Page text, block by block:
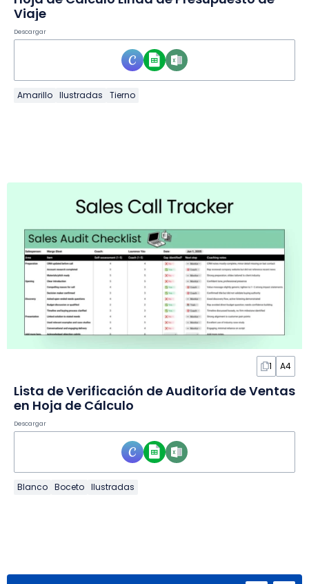
Viaje
Descargar
Amarillo Ilustradas Tierno
1 A4
Lista de Verificación de Auditoría de Ventas
en Hoja de Cálculo
Descargar
Blanco Boceto Ilustradas